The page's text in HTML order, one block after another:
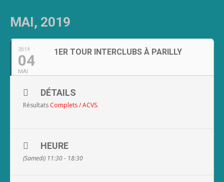
MAI, 2019
2019
04
MAI
1ER TOUR INTERCLUBS À PARILLY
DÉTAILS
Résultats Complets/ACVS.
HEURE
(Samedi) 11:30 - 18:30